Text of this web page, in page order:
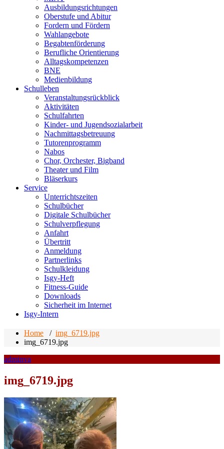
Ausbildungsrichtungen
Oberstufe und Abitur
Fordern und Fördern
Wahlangebote
Begabtenförderung
Berufliche Orientierung
Alltagskompetenzen
BNE
Medienbildung
Schulleben
Veranstaltungsrückblick
Aktivitäten
Schulfahrten
Kinder- und Jugendsozialarbeit
Nachmittagsbetreuung
Tutorenprogramm
Nabos
Chor, Orchester, Bigband
Theater und Film
Bläserkurs
Service
Unterrichtszeiten
Schulbücher
Digitale Schulbücher
Schulverpflegung
Anfahrt
Übertritt
Anmeldung
Partnerlinks
Schulkleidung
Isgy-Heft
Fitness-Guide
Downloads
Sicherheit im Internet
Isgy-Intern
Home / img_6719.jpg
img_6719.jpg
adminva
img_6719.jpg